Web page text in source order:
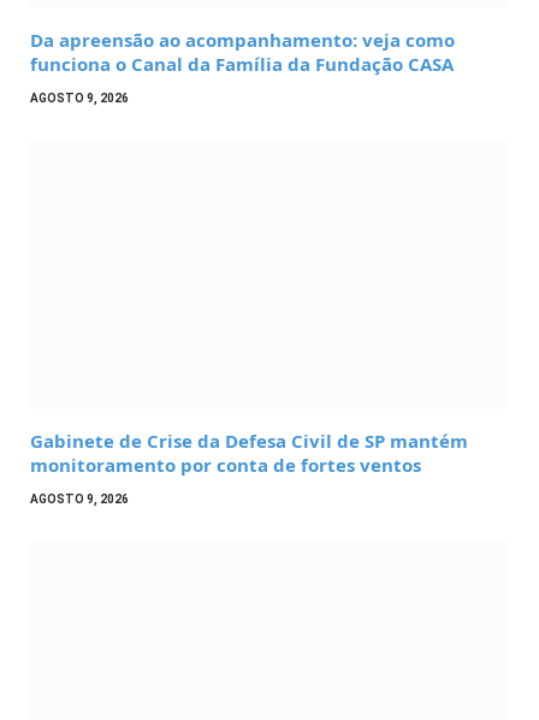
Da apreensão ao acompanhamento: veja como
funciona o Canal da Família da Fundação CASA
AGOSTO 9, 2026
Gabinete de Crise da Defesa Civil de SP mantém
monitoramento por conta de fortes ventos
AGOSTO 9, 2026